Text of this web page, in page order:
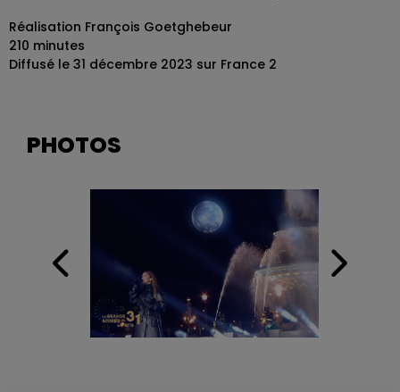
Réalisation François Goetghebeur
210 minutes
Diffusé le 31 décembre 2023 sur France 2
PHOTOS